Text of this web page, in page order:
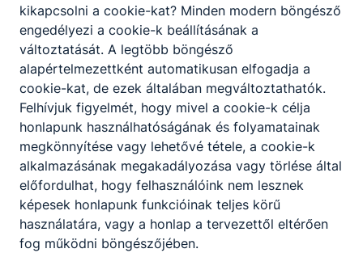
Partnereink
kikapcsolni a cookie-kat? Minden modern böngésző
engedélyezi a cookie-k beállításának a
változtatását. A legtöbb böngésző
alapértelmezettként automatikusan elfogadja a
cookie-kat, de ezek általában megváltoztathatók.
Felhívjuk figyelmét, hogy mivel a cookie-k célja
honlapunk használhatóságának és folyamatainak
megkönnyítése vagy lehetővé tétele, a cookie-k
alkalmazásának megakadályozása vagy törlése által
előfordulhat, hogy felhasználóink nem lesznek
képesek honlapunk funkcióinak teljes körű
használatára, vagy a honlap a tervezettől eltérően
fog működni böngészőjében.